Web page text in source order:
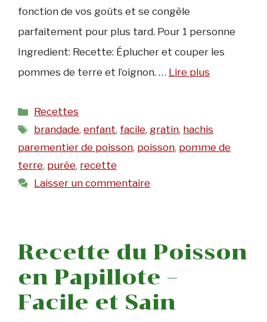
fonction de vos goûts et se congèle
parfaitement pour plus tard. Pour 1 personne
Ingredient: Recette: Éplucher et couper les
pommes de terre et l’oignon. … Lire plus
Catégories
Recettes
Étiquettes
brandade,enfant,facile, gratin, hachis
parementier de poisson, poisson, pomme de
terre, purée, recette
Laisser un commentaire
Recette du Poisson
en Papillote –
Facile et Sain